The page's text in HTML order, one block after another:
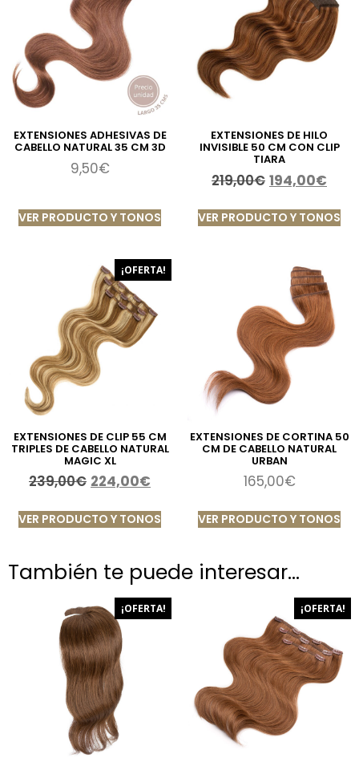
EXTENSIONES ADHESIVAS DE
CABELLO NATURAL 35 CM 3D
9,50€
VER PRODUCTO Y TONOS
EXTENSIONES DE HILO
INVISIBLE 50 CM CON CLIP
TIARA
219,00€ 194,00€
VER PRODUCTO Y TONOS
¡OFERTA!
EXTENSIONES DE CLIP 55 CM
TRIPLES DE CABELLO NATURAL
MAGIC XL
239,00€ 224,00€
VER PRODUCTO Y TONOS
EXTENSIONES DE CORTINA 50
CM DE CABELLO NATURAL
URBAN
165,00€
VER PRODUCTO Y TONOS
También te puede interesar…
¡OFERTA! ¡OFERTA!